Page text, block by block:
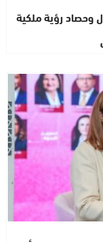
وحصاد رؤية ملكية